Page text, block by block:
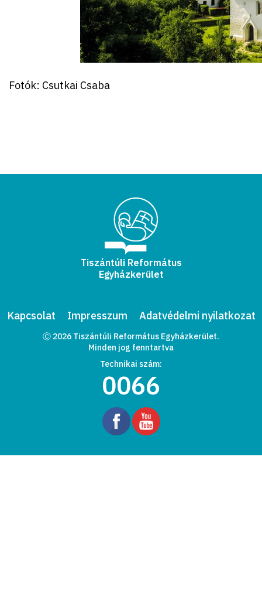
Fotók: Csutkai Csaba
Tiszántúli Református
Egyházkerület
Kapcsolat Impresszum Adatvédelmi nyilatkozat
Ⓒ 2026 Tiszántúli Református Egyházkerület.
Minden jog fenntartva
Technikai szám:
0066